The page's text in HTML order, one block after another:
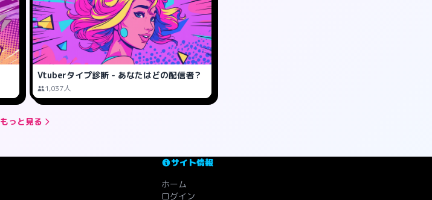
Vtuberタイプ診断 - あなたはどの配信者？
1,037人
もっと見る
サイト情報
ホーム
ログイン